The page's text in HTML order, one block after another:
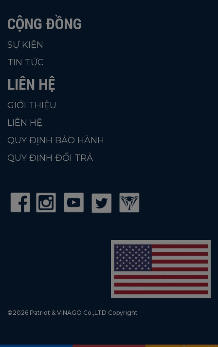
CỘNG ĐỒNG
SỰ KIỆN
TIN TỨC
LIÊN HỆ
GIỚI THIỆU
LIÊN HỆ
QUY ĐỊNH BẢO HÀNH
QUY ĐỊNH ĐỔI TRẢ
©2026 Patriot & VINAGO Co.,LTD Copyright